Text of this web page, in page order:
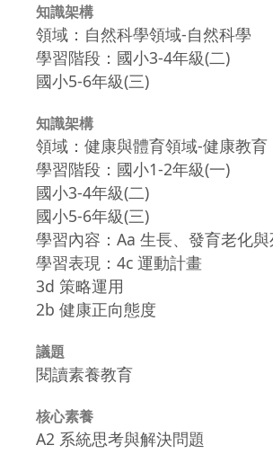
知識架構
領域：自然科學領域-自然科學
學習階段：國小3-4年級(二)
國小5-6年級(三)
知識架構
領域：健康與體育領域-健康教育
學習階段：國小1-2年級(一)
國小3-4年級(二)
國小5-6年級(三)
學習內容：Aa 生長、發育老化
學習表現：4c 運動計畫
3d 策略運用
2b 健康正向態度
議題
閱讀素養教育
核心素養
A2 系統思考與解決問題